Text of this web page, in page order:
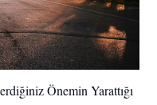
Önemin Yarattığı